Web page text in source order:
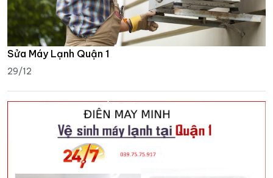
Sửa Máy Lạnh Quận 1
29/12